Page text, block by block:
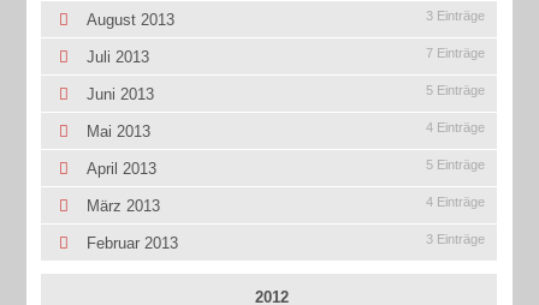
August 2013 3 Einträge
Juli 2013 7 Einträge
Juni 2013 5 Einträge
Mai 2013 4 Einträge
April 2013 5 Einträge
März 2013 4 Einträge
Februar 2013 3 Einträge
2012